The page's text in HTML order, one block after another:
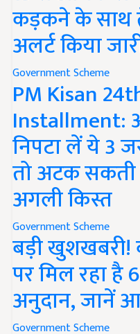
कड़कने के साथ
अलर्ट किया
Government Scheme
PM Kisan
Installment:
निपटा लें ये 3
तो अटक सकती
अगली किस्त
Government Scheme
बड़ी खुशखबरी!
पर मिल रहा है
अनुदान, जानें
Government Scheme